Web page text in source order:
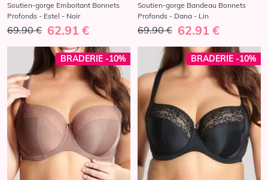
Soutien-gorge Emboitant Bonnets
Profonds - Estel - Noir
69.90 € 62.91 €
Soutien-gorge Bandeau Bonnets
Profonds - Dana - Lin
69.90 € 62.91 €
BRADERIE -10% BRADERIE -10%